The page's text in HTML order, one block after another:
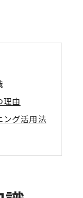
理由
ング活用法
ツ
準